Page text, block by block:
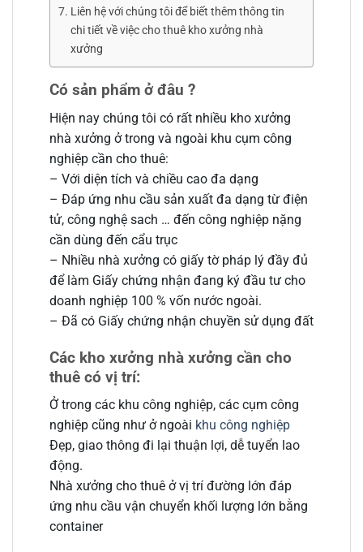
Liên hệ với chúng tôi để biết thêm thông tin
chi tiết về việc cho thuê kho xưởng nhà
xưởng
Có sản phẩm ở đâu ?
Hiện nay chúng tôi có rất nhiều kho xưởng
nhà xưởng ở trong và ngoài khu cụm công
nghiệp cần cho thuê:
– Với diện tích và chiều cao đa dạng
– Đáp ứng nhu cầu sản xuất đa dạng từ điện
tử, công nghệ sach … đến công nghiệp nặng
cần dùng đến cẩu trục
– Nhiều nhà xưởng có giấy tờ pháp lý đầy đủ
để làm Giấy chứng nhận đang ký đầu tư cho
doanh nghiệp 100 % vốn nước ngoài.
– Đã có Giấy chứng nhận chuyền sử dụng đất
Các kho xưởng nhà xưởng cần cho
thuê có vị trí:
Ở trong các khu công nghiệp, các cụm công
nghiệp cũng như ở ngoài khu công nghiệp
Đẹp, giao thông đi lại thuận lợi, dễ tuyển lao
động.
Nhà xưởng cho thuê ở vị trí đường lớn đáp
ứng nhu cầu vận chuyển khối lượng lớn bằng
container